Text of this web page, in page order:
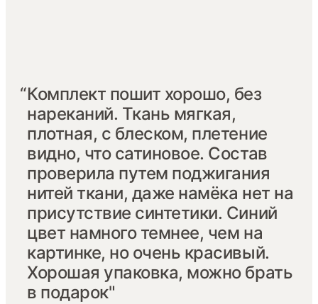
“Комплект пошит хорошо, без
нареканий. Ткань мягкая,
плотная, с блеском, плетение
видно, что сатиновое. Состав
проверила путем поджигания
нитей ткани, даже намёка нет на
присутствие синтетики. Синий
цвет намного темнее, чем на
картинке, но очень красивый.
Хорошая упаковка, можно брать
в подарок"